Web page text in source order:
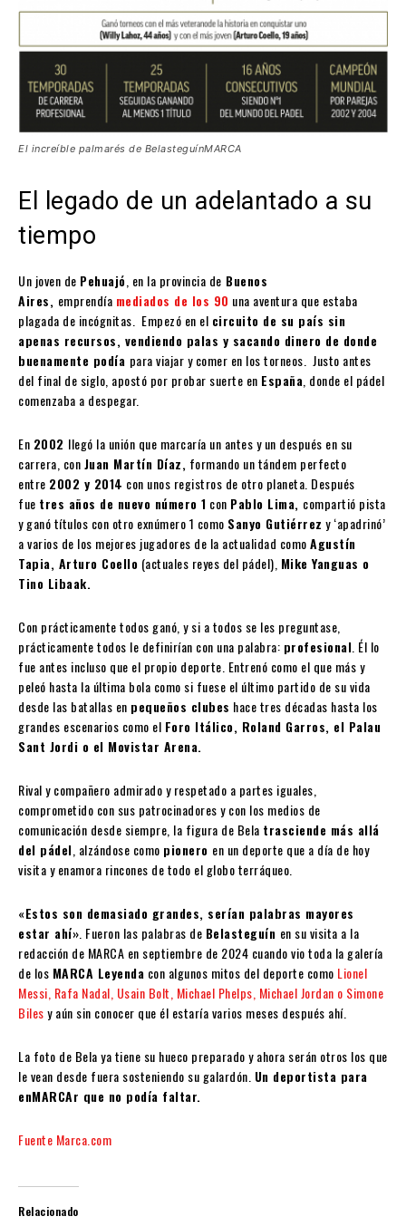
El increíble palmarés de BelasteguínMARCA
El legado de un adelantado a su
tiempo
Un joven de Pehuajó , en la provincia de Buenos
Aires, emprendía mediados de los 90 una aventura que estaba
plagada de incógnitas. Empezó en el circuito de su país sin
apenas recursos, vendiendo palas y sacando dinero de donde
buenamente podía para viajar y comer en los torneos. Justo antes
del final de siglo, apostó por probar suerte en España , donde el pádel
comenzaba a despegar.
En 2002 llegó la unión que marcaría un antes y un después en su
carrera, conJuan Martín Díaz, formando un tándem perfecto
entre 2002 y 2014 con unos registros de otro planeta. Después
fue tres años de nuevo número 1 con Pablo Lima, compartió pista
y ganó títulos con otro exnúmero 1 como Sanyo Gutiérrez y ‘apadrinó’
a varios de los mejores jugadores de la actualidad comoAgustín
Tapia, Arturo Coello (actuales reyes del pádel), Mike Yanguas o
Tino Libaak.
Con prácticamente todos ganó, y si a todos se les preguntase,
prácticamente todos le definirían con una palabra: profesional . Él lo
fue antes incluso que el propio deporte. Entrenó como el que más y
peleó hasta la última bola como si fuese el último partido de su vida
desde las batallas en pequeños clubes hace tres décadas hasta los
grandes escenarios como el Foro Itálico, Roland Garros, el Palau
Sant Jordi o el Movistar Arena.
Rival y compañero admirado y respetado a partes iguales,
comprometido con sus patrocinadores y con los medios de
comunicación desde siempre, la figura de Bela trasciende más allá
del pádel , alzándose como pionero en un deporte que a día de hoy
visita y enamora rincones de todo el globo terráqueo.
«Estos son demasiado grandes, serían palabras mayores
estar ahí» . Fueron las palabras de Belasteguín en su visita a la
redacción de MARCA en septiembre de 2024 cuando vio toda la galería
de los MARCA Leyenda con algunos mitos del deporte como Lionel
Messi, Rafa Nadal, Usain Bolt, Michael Phelps, Michael Jordan o Simone
Bilesy aún sin conocer que él estaría varios meses después ahí.
La foto de Bela ya tiene su hueco preparado y ahora serán otros los que
le vean desde fuera sosteniendo su galardón. Un deportista para
enMARCAr que no podía faltar.
Fuente Marca.com
Relacionado